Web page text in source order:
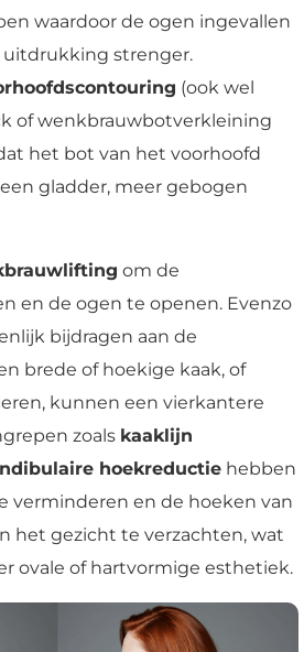
waardoor de ogen ingevallen
uitdrukking strenger.
(ook wel
of wenkbrauwbotverkleining
het bot van het voorhoofd
gladder, meer gebogen
om de
en de ogen te openen. Evenzo
bijdragen aan de
brede of hoekige kaak, of
kunnen een vierkantere
zoals kaaklijn
hoekreductie hebben
verminderen en de hoeken van
het gezicht te verzachten, wat
ovale of hartvormige esthetiek.